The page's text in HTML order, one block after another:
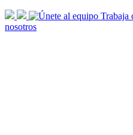
scroll
arrow
Trabaja
nosotros